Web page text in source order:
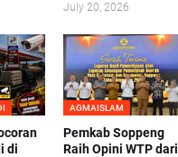
July 20, 2026
di
AGMAISLAM
Pemkab Soppeng
Raih Opini WTP dari